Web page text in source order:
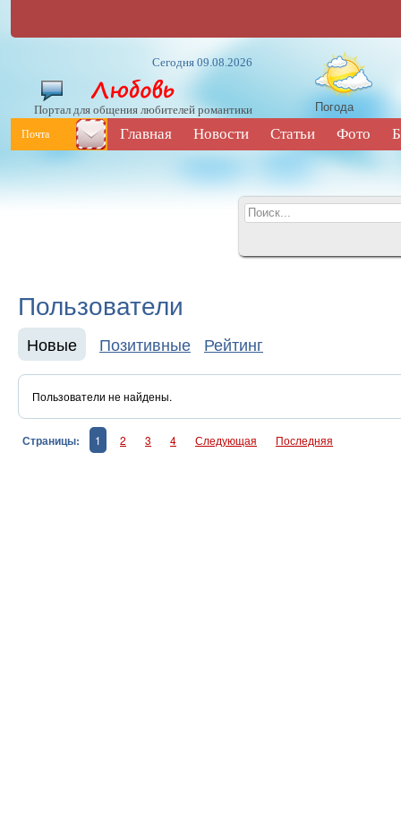
Сегодня 09.08.2026
Портал для общения любителей романтики Погода
Почта Главная Новости Статьи Фото
Пользователи
Новые Позитивные Рейтинг
Пользователи не найдены.
Страницы: 1 2 3 4 Следующая Последняя